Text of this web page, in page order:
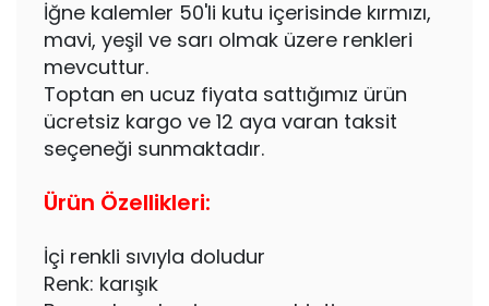
İğne kalemler 50'li kutu içerisinde kırmızı,
mavi, yeşil ve sarı olmak üzere renkleri
mevcuttur.
Toptan en ucuz fiyata sattığımız ürün
ücretsiz kargo ve 12 aya varan taksit
seçeneği sunmaktadır.
Ürün Özellikleri:
İçi renkli sıvıyla doludur
Renk: karışık